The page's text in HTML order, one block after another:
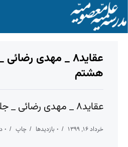
عقاید۸ _ مهدی
هشتم
عقاید۸ _ مهدی رضائی _ جلسه چهل و هشتم
خرداد ۱۶, ۱۳۹۹ ۰ بازدیدها چاپ ۰ دیدگاه ها